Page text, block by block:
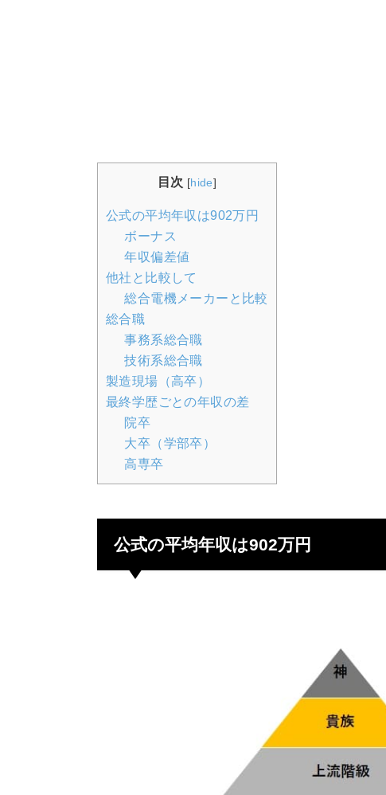
目次 [hide]
公式の平均年収は902万円
ボーナス
年収偏差値
他社と比較して
総合電機メーカーと比較
総合職
事務系総合職
技術系総合職
製造現場（高卒）
最終学歴ごとの年収の差
院卒
大卒（学部卒）
高専卒
公式の平均年収は902万円